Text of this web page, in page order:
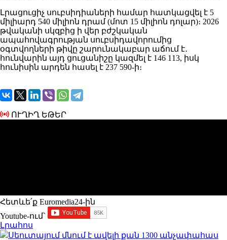
Լրացուցիչ սուբսիդիաների համար հատկացվել է 5
միլիարդ 540 միլիոն դրամ (մոտ 15 միլիոն դոլար)։ 2026
թվականի սկզբից ի վեր բժշկական
ապահովագրության սուբսիդավորումից
օգտվողների թիվը շարունակաբար աճում է․
հունվարին այդ ցուցանիշը կազմել է 146 113, իսկ
հունիսին արդեն հասել է 237 590-ի։
ՈՒՂԻՂ ԵԹԵՐ
Հետևե՛ք Euromedia24-ին
Youtube-ում`
Լրահոս
Սեուտայում մնում է ավելի քան 1300 անչափահաս